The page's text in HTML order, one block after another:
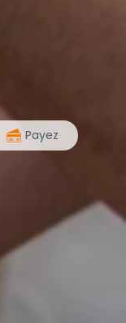
Payez